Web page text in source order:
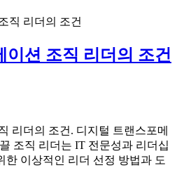
이션 조직 리더의 조건
리더의 조건. 디지털 트랜스포메
조직 리더는 IT 전문성과 리더십
한 이상적인 리더 선정 방법과 도